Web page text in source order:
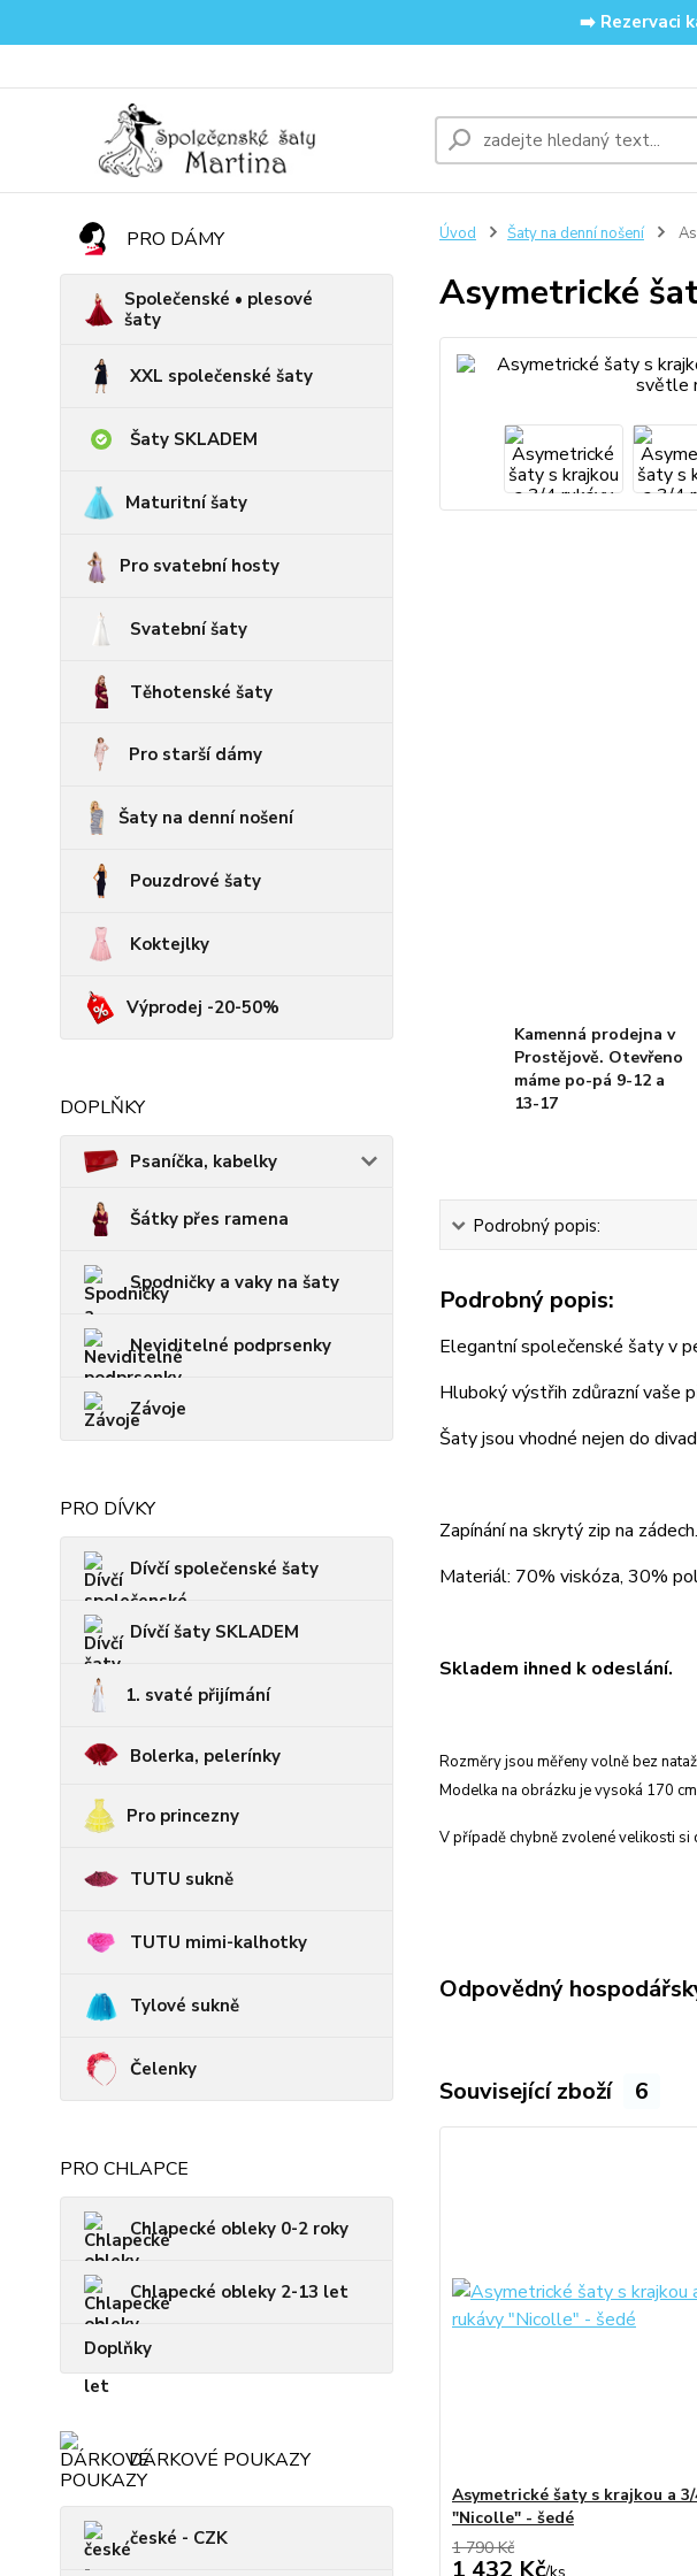
➡️ Rezervaci
PRO DÁMY
Společenské • plesové
šaty
XXL společenské šaty
Šaty SKLADEM
Maturitní šaty
Pro svatební hosty
Svatební šaty
Těhotenské šaty
Pro starší dámy
Šaty na denní nošení
Pouzdrové šaty
Koktejlky
Výprodej -20-50%
DOPLŇKY
Psaníčka, kabelky
Šátky přes ramena
Spodničky a vaky na šaty
Neviditelné podprsenky
Závoje
PRO DÍVKY
Dívčí společenské šaty
Dívčí šaty SKLADEM
1. svaté přijímání
Bolerka, pelerínky
Pro princezny
TUTU sukně
TUTU mimi-kalhotky
Tylové sukně
Čelenky
PRO CHLAPCE
Chlapecké obleky 0-2 roky
Chlapecké obleky 2-13 let
Doplňky
DÁRKOVÉ POUKAZY
české - CZK
Úvod Šaty na denní nošení
Asymetrické
Kamenná prodejna v
Prostějově. Otevřeno
máme po-pá 9-12 a
13-17
Podrobný popis:
Podrobný popis:
Elegantní společenské šaty v
Hluboký výstřih zdůrazní vaše
Šaty jsou vhodné nejen do
Zapínání na skrytý zip na zádech.
Materiál: 70% viskóza, 30%
Skladem ihned k odeslání.
Rozměry jsou měřeny volně bez
Modelka na obrázku je vysoká 170
V případě chybně zvolené velikosti
Odpovědný
Související zboží 6
Asymetrické šaty s krajkou a
"Nicolle" - šedé
1 790 Kč
1 432 Kč